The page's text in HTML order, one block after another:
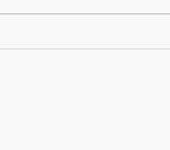
生徒